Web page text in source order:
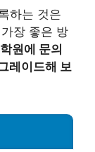
하는 것은
장 좋은 방
원에 문의
레이드해 보